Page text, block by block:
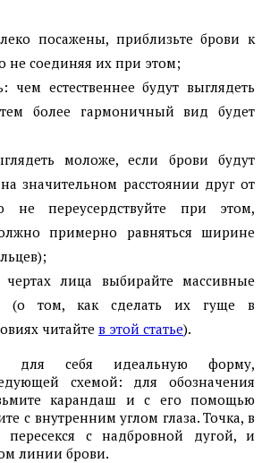
посажены, приблизьте брови к
не соединяя их при этом;
чем естественнее будут выглядеть
более гармоничный вид будет
моложе, если брови будут
значительном расстоянии друг от
не переусердствуйте при этом,
примерно равняться ширине
лица выбирайте массивные
(о том, как сделать их гуще в
читайте в этой статье).
для себя идеальную форму,
схемой: для обозначения
карандаш и с его помощью
с внутренним углом глаза. Точка, в
пересекся с надбровной дугой, и
линии брови.